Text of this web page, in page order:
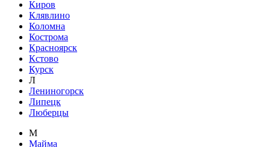
Киров
Клявлино
Коломна
Кострома
Красноярск
Кстово
Курск
Л
Лениногорск
Липецк
Люберцы
М
Майма